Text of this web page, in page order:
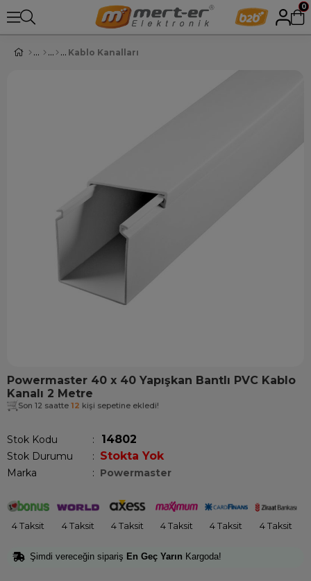
0
Kablo Kanalları
Powermaster 40 x 40 Yapışkan Bantlı PVC Kablo
Kanalı 2 Metre
Son 12 saatte 12 kişi sepetine ekledi!
Stok Kodu 14802
Stok Durumu : Stokta Yok
Marka : Powermaster
4 Taksit 4 Taksit 4 Taksit 4 Taksit 4 Taksit 4 Taksit
Şimdi vereceğin sipariş En Geç Yarın Kargoda!